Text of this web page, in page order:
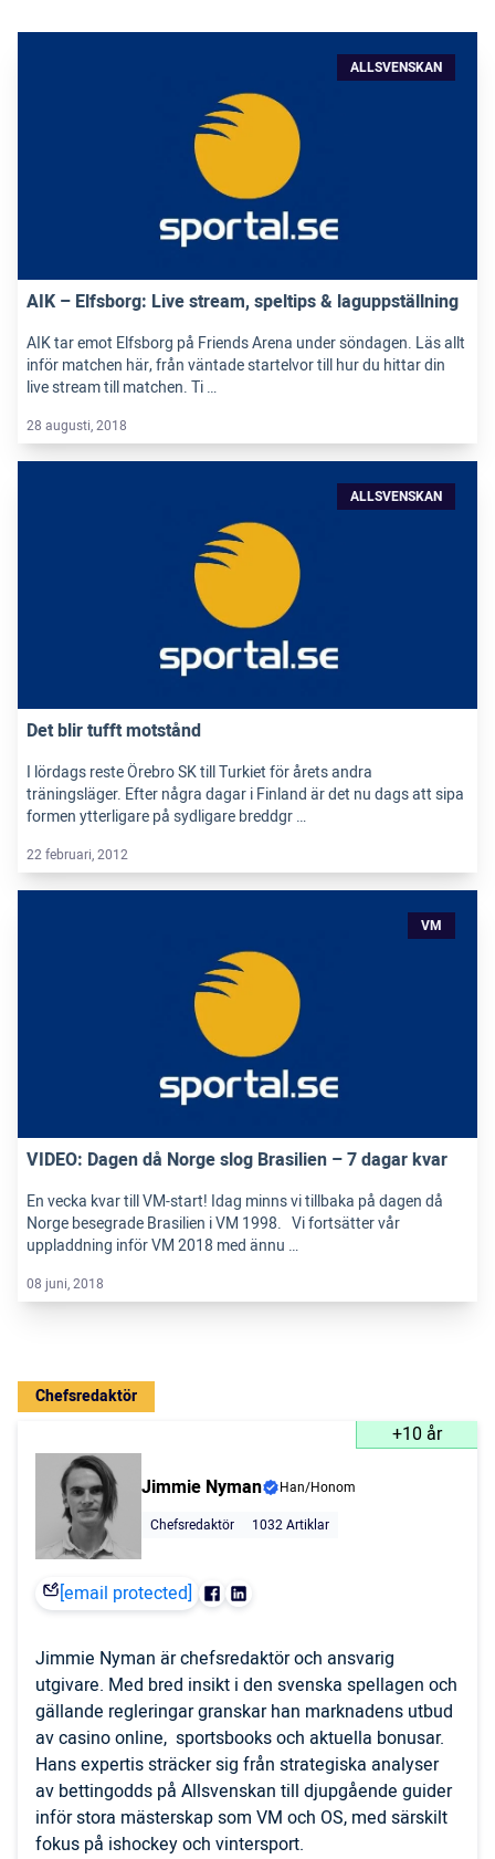
ALLSVENSKAN
AIK – Elfsborg: Live stream, speltips & laguppställning
AIK tar emot Elfsborg på Friends Arena under söndagen. Läs allt
inför matchen här, från väntade startelvor till hur du hittar din
live stream till matchen. Ti …
28 augusti, 2018
ALLSVENSKAN
Det blir tufft motstånd
I lördags reste Örebro SK till Turkiet för årets andra
träningsläger. Efter några dagar i Finland är det nu dags att sipa
formen ytterligare på sydligare breddgr …
22 februari, 2012
VM
VIDEO: Dagen då Norge slog Brasilien – 7 dagar kvar
En vecka kvar till VM-start! Idag minns vi tillbaka på dagen då
Norge besegrade Brasilien i VM 1998. Vi fortsätter vår
uppladdning inför VM 2018 med ännu …
08 juni, 2018
Chefsredaktör
+10 år
Jimmie Nyman
Han/Honom
Chefsredaktör
1032 Artiklar
[email protected]
Jimmie Nyman är chefsredaktör och ansvarig
utgivare. Med bred insikt i den svenska spellagen och
gällande regleringar granskar han marknadens utbud
av casino online, sportsbooks och aktuella bonusar.
Hans expertis sträcker sig från strategiska analyser
av bettingodds på Allsvenskan till djupgående guider
inför stora mästerskap som VM och OS, med särskilt
fokus på ishockey och vintersport.